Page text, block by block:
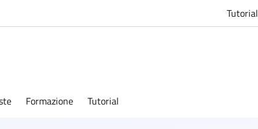
Tutorial
Formazione Tutorial